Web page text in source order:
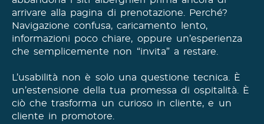
arrivare alla pagina di prenotazione. Perché?
Navigazione confusa, caricamento lento,
informazioni poco chiare, oppure un’esperienza
che semplicemente non “invita” a restare.
L’usabilità non è solo una questione tecnica. È
un’estensione della tua promessa di ospitalità. È
ciò che trasforma un curioso in cliente, e un
cliente in promotore.